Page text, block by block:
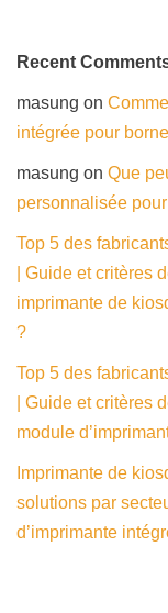
Recent
masung on
intégrée pour
masung on Que
personnalisée
Top 5 des
| Guide et critères
imprimante de
?
Top 5 des
| Guide et critères
module
Imprimante de
solutions par
d’imprimante